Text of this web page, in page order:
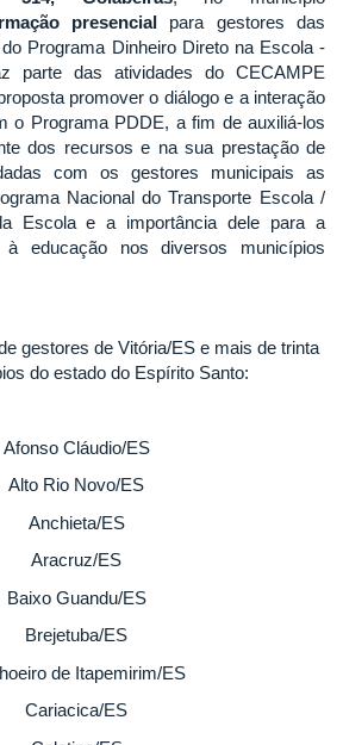
presencial para gestores das
Programa Dinheiro Direto na Escola -
parte das atividades do CECAMPE
promover o diálogo e a interação
o Programa PDDE, a fim de auxiliá-los
dos recursos e na sua prestação de
com os gestores municipais as
Nacional do Transporte Escola /
Escola e a importância dele para a
educação nos diversos municípios
gestores de Vitória/ES e mais de trinta
do estado do Espírito Santo:
Afonso Cláudio/ES
Alto Rio Novo/ES
Anchieta/ES
Aracruz/ES
Baixo Guandu/ES
Brejetuba/ES
de Itapemirim/ES
Cariacica/ES